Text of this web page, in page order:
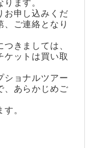
ます。
申し込みくだ
、ご連絡となり
きましては、
ケットは買い取
ョナルツアー
、あらかじめご
。